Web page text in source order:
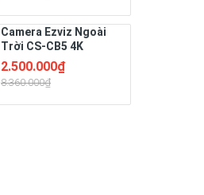
Camera Ezviz Ngoài
Trời CS-CB5 4K
2.500.000₫
8.360.000₫